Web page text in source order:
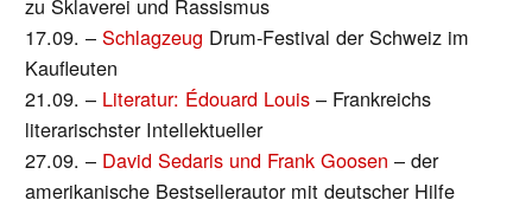
17.09. –Schlagzeug Drum-Festival der Schweiz im
Kaufleuten
21.09. – Literatur: Édouard Louis – Frankreichs
literarischster Intellektueller
27.09. – David Sedaris und Frank Goosen – der
amerikanische Bestsellerautor mit deutscher Hilfe